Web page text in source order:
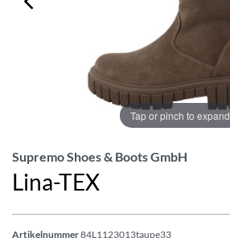
Tap or pinch to expand
Supremo Shoes & Boots GmbH
Lina-TEX
Artikelnummer84L1123013taupe33